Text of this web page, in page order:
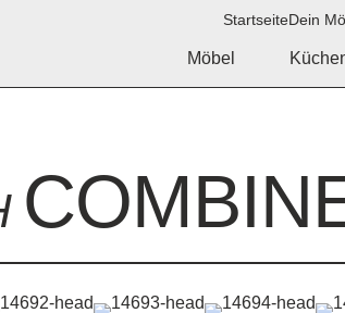
Möbel
StartseiteDein